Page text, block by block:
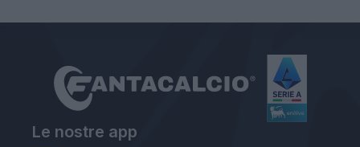
Le nostre app